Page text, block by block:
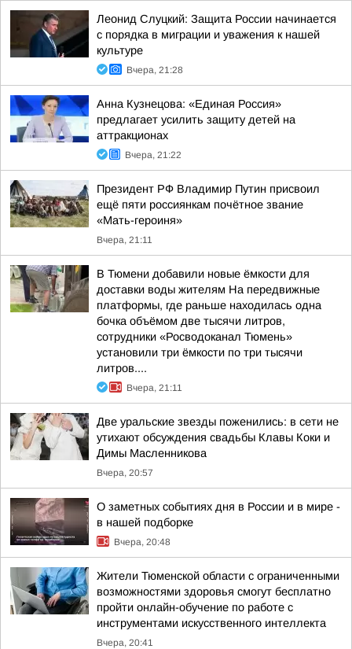
Леонид Слуцкий: Защита России начинается
с порядка в миграции и уважения к нашей
культуре
Вчера, 21:28
Анна Кузнецова: «Единая Россия»
предлагает усилить защиту детей на
аттракционах
Вчера, 21:22
Президент РФ Владимир Путин присвоил
ещё пяти россиянкам почётное звание
«Мать-героиня»
Вчера, 21:11
В Тюмени добавили новые ёмкости для
доставки воды жителям На передвижные
платформы, где раньше находилась одна
бочка объёмом две тысячи литров,
сотрудники «Росводоканал Тюмень»
установили три ёмкости по три тысячи
литров....
Вчера, 21:11
Две уральские звезды поженились: в сети не
утихают обсуждения свадьбы Клавы Коки и
Димы Масленникова
Вчера, 20:57
О заметных событиях дня в России и в мире -
в нашей подборке
Вчера, 20:48
Жители Тюменской области с ограниченными
возможностями здоровья смогут бесплатно
пройти онлайн-обучение по работе с
инструментами искусственного интеллекта
Вчера, 20:41